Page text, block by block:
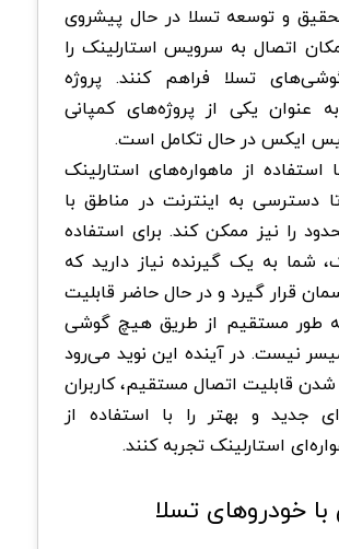
و توسعه تسلا در حال پیشروی
اتصال به سرویس استارلینک را
تسلا فراهم کنند. پروژه
عنوان یکی از پروژه‌های کمپانی
ایکس در حال تکامل است.
استفاده از ماهواره‌های استارلینک
دسترسی به اینترنت در مناطق با
را نیز ممکن کند. برای استفاده
شما به یک گیرنده نیاز دارید که
قرار گیرد و در حال حاضر قابلیت
طور مستقیم از طریق هیچ گوشی
نیست. در آینده این نوید می‌رود
قابلیت اتصال مستقیم، کاربران
جدید و بهتر را با استفاده از
استارلینک تجربه کنند.
خودروهای تسلا